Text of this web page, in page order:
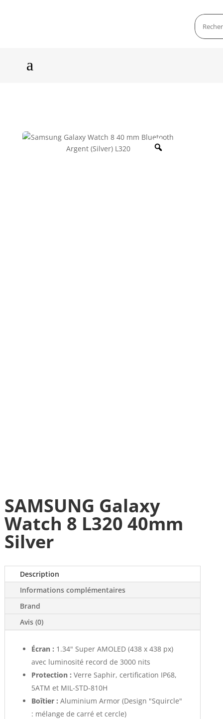
a
SAMSUNG Galaxy
Watch 8 L320 40mm
Silver
Description
Informations complémentaires
Brand
Avis (0)
Écran : 1.34" Super AMOLED (438 x 438 px)
avec luminosité record de 3000 nits
Protection : Verre Saphir, certification IP68,
5ATM et MIL-STD-810H
Boîtier : Aluminium Armor (Design "Squircle"
: mélange de carré et cercle)